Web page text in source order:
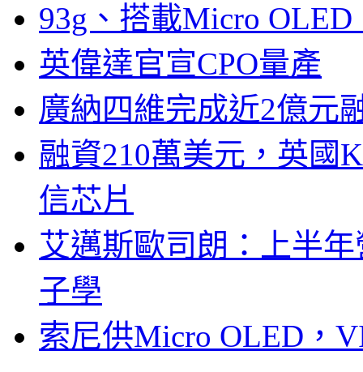
93g、搭載Micro
英偉達官宣CPO量產
廣納四維完成近2億元
融資210萬美元，英國
信芯片
艾邁斯歐司朗：上半
子學
索尼供Micro OLED，